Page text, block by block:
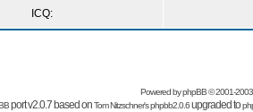
ICQ:
Powered byphpBB© 2001-
port v2.0.7 based onTom Nitzschner'sphpbb2.0.6upgraded to